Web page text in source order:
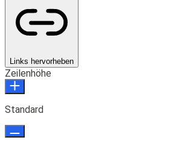
Links hervorheben
Zeilenhöhe
Standard